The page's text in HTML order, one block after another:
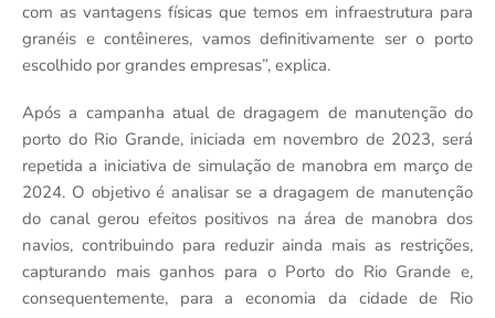
com as vantagens físicas que temos em infraestrutura para
granéis e contêineres, vamos definitivamente ser o porto
escolhido por grandes empresas”, explica.
Após a campanha atual de dragagem de manutenção do
porto do Rio Grande, iniciada em novembro de 2023, será
repetida a iniciativa de simulação de manobra em março de
2024. O objetivo é analisar se a dragagem de manutenção
do canal gerou efeitos positivos na área de manobra dos
navios, contribuindo para reduzir ainda mais as restrições,
capturando mais ganhos para o Porto do Rio Grande e,
consequentemente, para a economia da cidade de Rio